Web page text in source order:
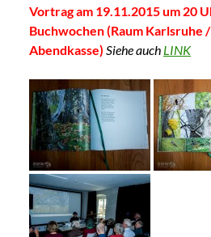
Vortrag am 19.11.2015 um 20
Buchwochen (Raum Karlsruhe
Abendkasse) Siehe auch LINK